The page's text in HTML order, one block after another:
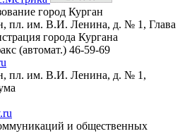
город Курган
пл. им. В.И. Ленина, д. № 1, Глава
города Кургана
(автомат.) 46-59-69
пл. им. В.И. Ленина, д. № 1,
и общественных